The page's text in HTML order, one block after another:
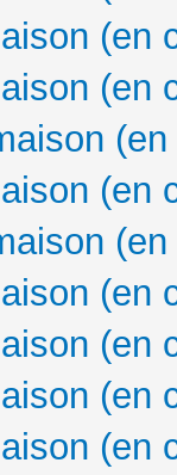
(en
(en
(en
(en
(en
(en
(en